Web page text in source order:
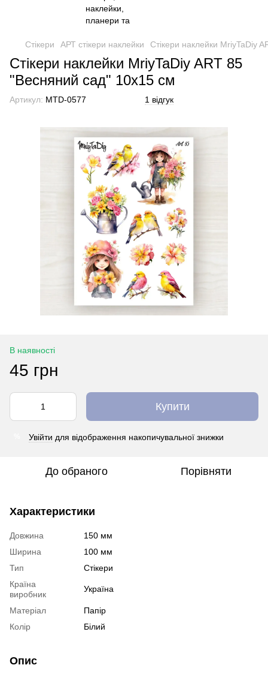
Стікери АРТ стікери наклейки Стікери наклейки MriyTaDiy
Стікери наклейки MriyTaDiy ART 85
"Весняний сад" 10х15 см
Артикул: MTD-0577 1 відгук
В наявності
45 грн
Купити
Увійти для відображення накопичувальної знижки
До обраного Порівняти
Характеристики
Довжина
150 мм
Ширина
100 мм
Тип
Стікери
Країна
виробник
Україна
Матеріал
Папір
Колір
Білий
Опис